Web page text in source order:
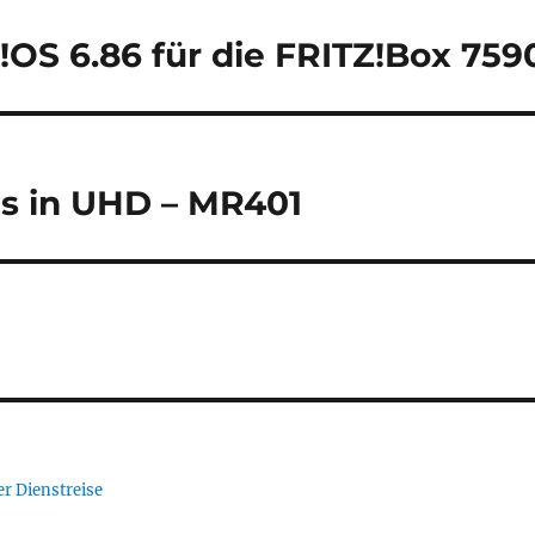
6.86 für die FRITZ!Box
in UHD – MR401
Dienstreise